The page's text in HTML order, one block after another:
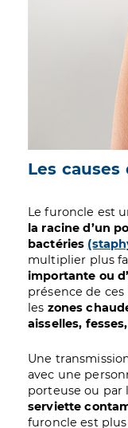
Les
Le furoncle est
la racine d’un
bactéries
multiplier plus
importante ou
présence de
les zones
aisselles,
Une
avec une
porteuse ou par
serviette
furoncle est